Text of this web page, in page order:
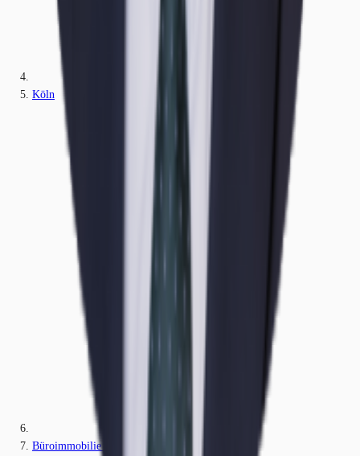
Köln
Büroimmobilie - Köln, Neustadt-Nord - K1910